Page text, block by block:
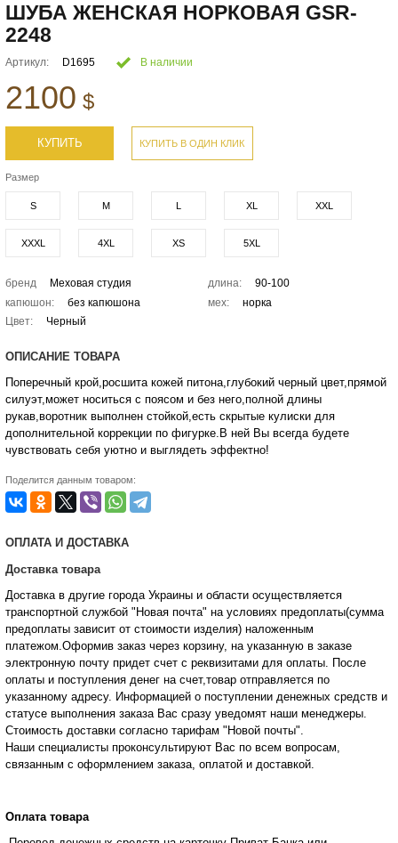
ШУБА ЖЕНСКАЯ НОРКОВАЯ GSR-
2248
Артикул: D1695 В наличии
2100 $
КУПИТЬ КУПИТЬ В ОДИН КЛИК
Размер
S M L XL XXL
XXXL 4XL XS 5XL
бренд Меховая студия длина:
90-100
капюшон:
без капюшона мех:
норка
Цвет:
Черный
ОПИСАНИЕ ТОВАРА
Поперечный крой,росшита кожей питона,глубокий черный цвет,прямой
силуэт,может носиться с поясом и без него,полной длины
рукав,воротник выполнен стойкой,есть скрытые кулиски для
дополнительной коррекции по фигурке.В ней Вы всегда будете
чувствовать себя уютно и выглядеть эффектно!
Поделится данным товаром:
ОПЛАТА И ДОСТАВКА
Доставка товара
Доставка в другие города Украины и области осуществляется
транспортной службой "Новая почта" на условиях предоплаты(сумма
предоплаты зависит от стоимости изделия) наложенным
платежом.Оформив заказ через корзину, на указанную в заказе
электронную почту придет счет с реквизитами для оплаты. После
оплаты и поступления денег на счет,товар отправляется по
указанному адресу. Информацией о поступлении денежных средств и
статусе выполнения заказа Вас сразу уведомят наши менеджеры.
Стоимость доставки согласно тарифам "Новой почты".
Наши специалисты проконсультируют Вас по всем вопросам,
связанным с оформлением заказа, оплатой и доставкой.
Оплата товара